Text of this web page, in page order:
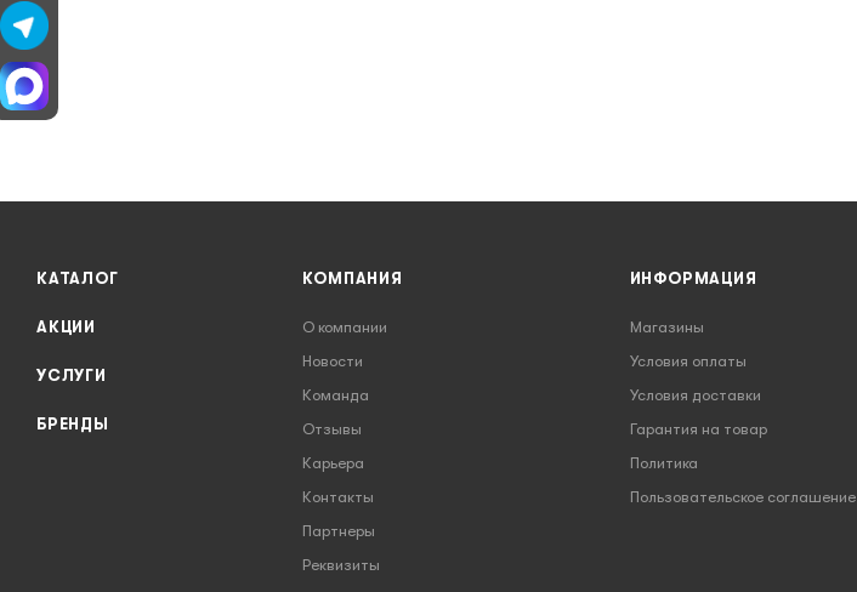
КАТАЛОГ
АКЦИИ
УСЛУГИ
БРЕНДЫ
КОМПАНИЯ
О компании
Новости
Команда
Отзывы
Карьера
Контакты
Партнеры
Реквизиты
ИНФОРМАЦИЯ
Магазины
Условия оплаты
Условия доставки
Гарантия на товар
Политика
Пользовательское соглашение